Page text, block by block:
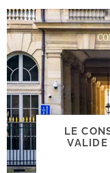
LE
VALIDE